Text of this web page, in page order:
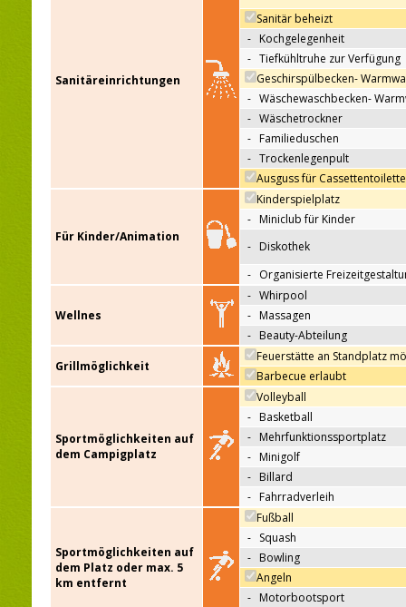
Sanitäreinrichtungen
Sanitär beheizt
- Kochgelegenheit
- Tiefkühltruhe zur Verfügung
Geschirspülbecken-
- Wäschewaschbecken-
- Wäschetrockner
- Familieduschen
- Trockenlegenpult
Ausguss für
Für Kinder/Animation
Kinderspielplatz
- Miniclub für Kinder
- Diskothek
- Organisierte
Wellnes
- Whirpool
- Massagen
- Beauty-Abteilung
Grillmöglichkeit
Feuerstätte an Standplatz
Barbecue erlaubt
Sportmöglichkeiten auf
dem Campigplatz
Volleyball
- Basketball
- Mehrfunktionssportplatz
- Minigolf
- Billard
- Fahrradverleih
Sportmöglichkeiten auf
dem Platz oder max. 5
km entfernt
Fußball
- Squash
- Bowling
Angeln
- Motorbootsport